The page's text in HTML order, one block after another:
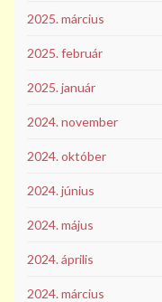
2025. március
2025. február
2025. január
2024. november
2024. október
2024. június
2024. május
2024. április
2024. március